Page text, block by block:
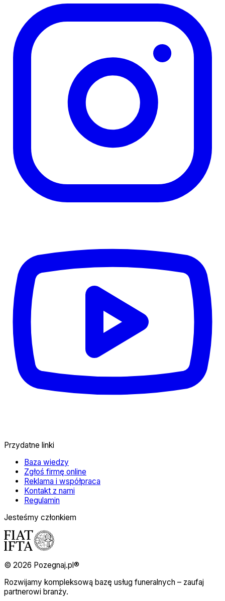
Przydatne linki
Baza wiedzy
Zgłoś firmę online
Reklama i współpraca
Kontakt z nami
Regulamin
Jesteśmy członkiem
© 2026 Pozegnaj.pl®
Rozwijamy kompleksową bazę usług funeralnych – zaufaj
partnerowi branży.